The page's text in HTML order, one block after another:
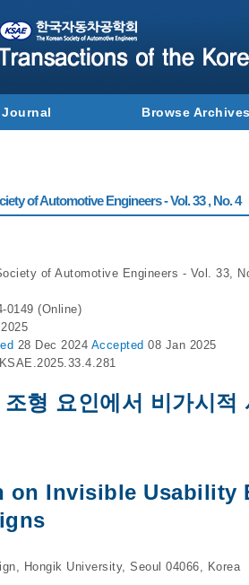
Browse Archives
of Automotive Engineers - Vol. 33 , No. 4
of Automotive Engineers - Vol. 33,
0149 (Online)
28 Dec 2024 Accepted 08 Jan 2025
형 요인에서 비가시적
on Invisible Usability
Hongik University, Seoul 04066, Korea